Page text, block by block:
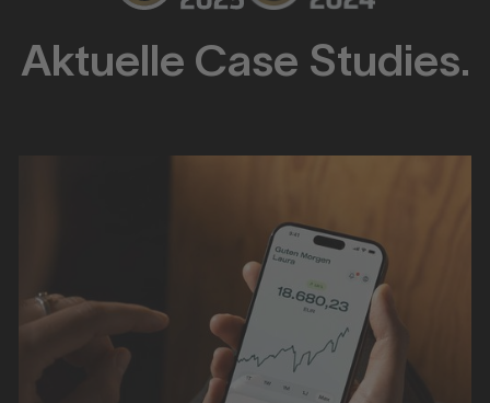
Aktuelle Case Studies.